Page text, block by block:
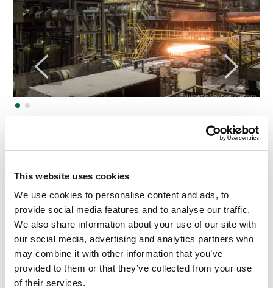
This website uses cookies
We use cookies to personalise content and ads, to
provide social media features and to analyse our traffic.
We also share information about your use of our site with
our social media, advertising and analytics partners who
may combine it with other information that you’ve
provided to them or that they’ve collected from your use
of their services.
A temperatura das placas chega por volta de 1000°